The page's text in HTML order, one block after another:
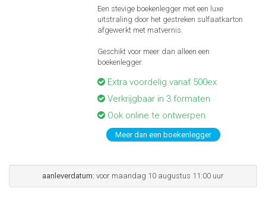
Een stevige boekenlegger met een luxe
uitstraling door het gestreken sulfaatkarton
afgewerkt met matvernis.
Geschikt voor meer dan alleen een
boekenlegger.
Extra voordelig vanaf 500ex
Verkrijgbaar in 3 formaten
Ook online te ontwerpen
Meer dan een boekenlegger
aanleverdatum: voor maandag 10 augustus 11:00 uur